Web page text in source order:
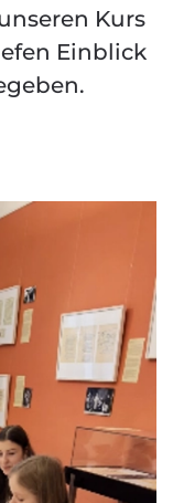
Kurs
Einblick